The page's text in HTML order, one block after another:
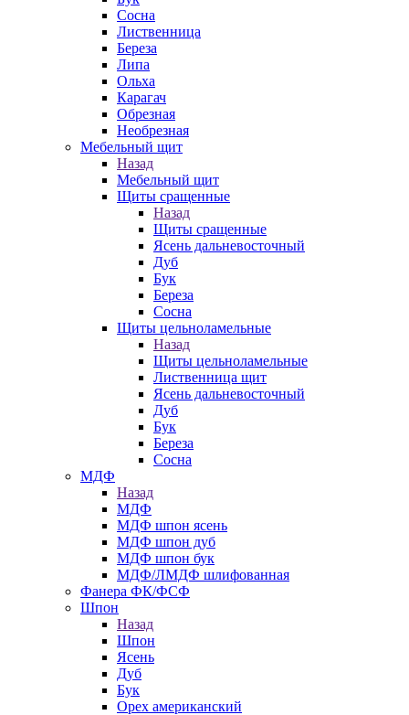
Сосна
Лиственница
Береза
Липа
Ольха
Карагач
Обрезная
Необрезная
Мебельный щит
Назад
Мебельный щит
Щиты сращенные
Назад
Щиты сращенные
Ясень дальневосточный
Дуб
Бук
Береза
Сосна
Щиты цельноламельные
Назад
Щиты цельноламельные
Лиственница щит
Ясень дальневосточный
Дуб
Бук
Береза
Сосна
МДФ
Назад
МДФ
МДФ шпон ясень
МДФ шпон дуб
МДФ шпон бук
МДФ/ЛМДФ шлифованная
Фанера ФК/ФСФ
Шпон
Назад
Шпон
Ясень
Дуб
Бук
Орех американский